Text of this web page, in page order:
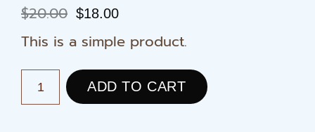
out of 5
based on
customer
rating
$20.00 Original
price
$20.00.
$18.00Current
price
is:
$18.00.
This is a simple product.
Dental
Tools
ADD TO CART